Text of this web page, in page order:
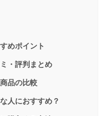
めポイント
・評判まとめ
品の比較
人におすすめ？